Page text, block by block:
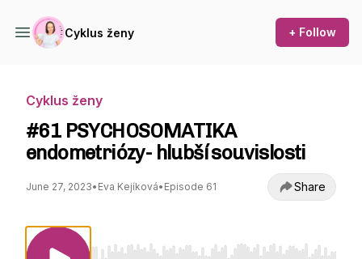
Cyklus ženy + Follow
Cyklus ženy
#61 PSYCHOSOMATIKA
endometriózy- hlubší souvislosti
June 27, 2023• Eva Kejíková• Episode 61 Share